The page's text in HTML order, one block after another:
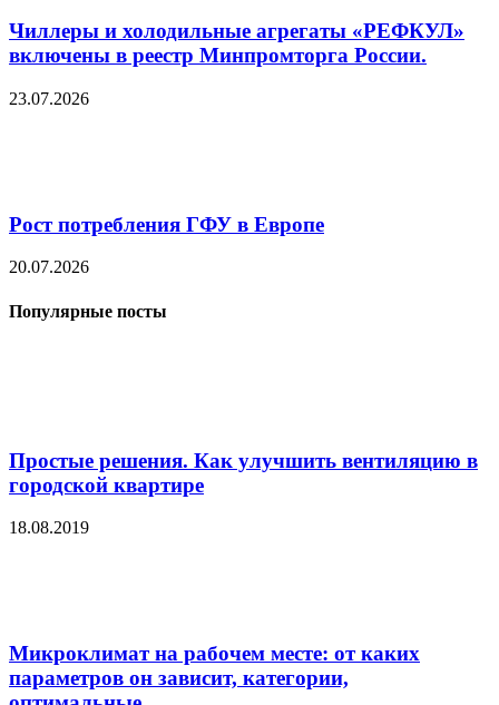
Чиллеры и холодильные агрегаты «РЕФКУЛ»
включены в реестр Минпромторга России.
23.07.2026
Рост потребления ГФУ в Европе
20.07.2026
Популярные посты
Простые решения. Как улучшить вентиляцию в
городской квартире
18.08.2019
Микроклимат на рабочем месте: от каких
параметров он зависит, категории,